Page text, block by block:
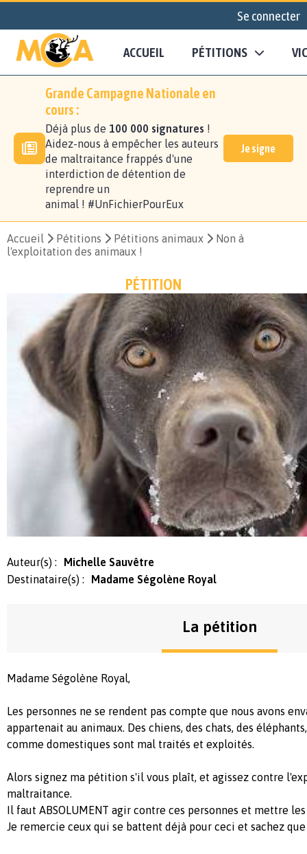
Se connecter
ACCUEIL PÉTITIONS
Grande Campagne Nationale en
cours :
Déjà plus de 100 000 signatures !
Aidez-nous à empêcher les auteurs
de maltraitance frappés d'une
interdiction de détention de
reprendre un
animal ! #UnFichierPourEux
Je signe
Accueil Pétitions Pétitions animaux
Non à
l'exploitation des animaux !
PÉTITION
Auteur(s) :
Michelle Sauvêtre
Destinataire(s) :
Madame Ségolène Royal
La pétition
Madame Ségolène Royal,
Les personnes ne se rendent pas compte que nous avons
appartenait au animaux. Des chiens, des chats, des
comme domestiques sont mal traités et exploités.
Alors signez ma pétition s'il vous plaît, et agissez contre
maltraitance.
Il faut ABSOLUMENT agir contre ces personnes et mettre
Je remercie ceux qui se battent déjà pour ceci et sachez que